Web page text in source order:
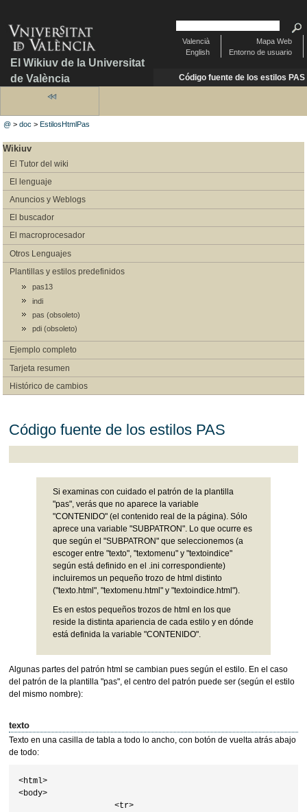
El Wikiuv de la Universitat
de València
Mapa Web
Entorno de usuario
Valencià
English
Código fuente de los estilos PAS
@ >doc >EstilosHtmlPas
Wikiuv
El Tutor del wiki
El lenguaje
Anuncios y Weblogs
El buscador
El macroprocesador
Otros Lenguajes
Plantillas y estilos predefinidos
pas13
indi
pas (obsoleto)
pdi (obsoleto)
Ejemplo completo
Tarjeta resumen
Histórico de cambios
Código fuente de los estilos PAS
Si examinas con cuidado el patrón de la plantilla
"pas", verás que no aparece la variable
"CONTENIDO" (el contenido real de la página). Sólo
aprece una variable "SUBPATRON". Lo que ocurre es
que según el "SUBPATRON" que seleccionemos (a
escoger entre "texto", "textomenu" y "textoindice"
según está definido en el .ini correspondiente)
incluiremos un pequeño trozo de html distinto
("texto.html", "textomenu.html" y "textoindice.html").
Es en estos pequeños trozos de html en los que
reside la distinta apariencia de cada estilo y en dónde
está definida la variable "CONTENIDO".
Algunas partes del patrón html se cambian pues según el estilo. En el caso
del patrón de la plantilla "pas", el centro del patrón puede ser (según el estilo
del mismo nombre):
texto
Texto en una casilla de tabla a todo lo ancho, con botón de vuelta atrás abajo
de todo:
<html>
<body>
                    <tr>